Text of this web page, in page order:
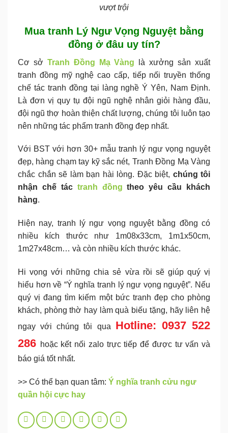
vượt trội
Mua tranh Lý Ngư Vọng Nguyệt bằng
đồng ở đâu uy tín?
Cơ sở Tranh Đồng Mạ Vàng là xưởng sản xuất
tranh đồng mỹ nghệ cao cấp, tiếp nối truyền thống
chế tác tranh đồng tại làng nghề Ý Yên, Nam Định.
Là đơn vị quy tụ đội ngũ nghệ nhân giỏi hàng đầu,
đội ngũ thợ hoàn thiện chất lượng, chúng tôi luôn tạo
nên những tác phẩm tranh đồng đẹp nhất.
Với BST với hơn 30+ mẫu tranh lý ngư vọng nguyệt
đẹp, hàng chạm tay kỹ sắc nét, Tranh Đồng Mạ Vàng
chắc chắn sẽ làm bạn hài lòng. Đặc biệt, chúng tôi
nhận chế tác tranh đồng theo yêu cầu khách
hàng.
Hiện nay, tranh lý ngư vọng nguyệt bằng đồng có
nhiều kích thước như 1m08x33cm, 1m1x50cm,
1m27x48cm… và còn nhiều kích thước khác.
Hi vọng với những chia sẻ vừa rồi sẽ giúp quý vị
hiểu hơn về “Ý nghĩa tranh lý ngư vọng nguyệt”. Nếu
quý vị đang tìm kiếm một bức tranh đẹp cho phòng
khách, phòng thờ hay làm quà biếu tặng, hãy liên hệ
ngay với chúng tôi qua Hotline: 0937 522
286 hoặc kết nối zalo trực tiếp để được tư vấn và
báo giá tốt nhất.
>> Có thể bạn quan tâm: Ý nghĩa tranh cửu ngư
quần hội cực hay